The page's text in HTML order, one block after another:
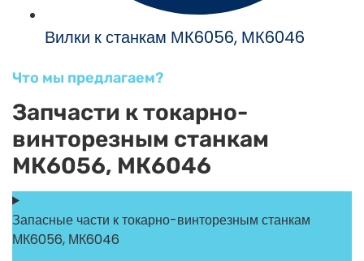
Вилки к станкам МК6056, МК6046
Что мы предлагаем?
Запчасти к токарно-
винторезным станкам
МК6056, МК6046
Запасные части к токарно-винторезным станкам
МК6056, МК6046